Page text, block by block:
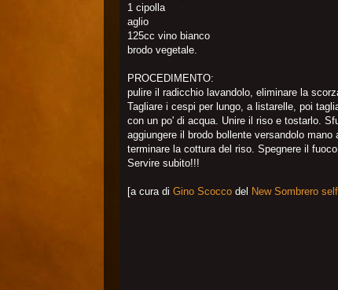
1 cipolla
aglio
125cc vino bianco
brodo vegetale.
PROCEDIMENTO:
pulire il radicchio lavandolo, eliminare la
Tagliare i cespi per lungo, a listarelle, poi
con un po' di acqua. Unire il riso e tostarlo.
aggiungere il brodo bollente versandolo
terminare la cottura del riso. Spegnere il
Servire subito!!!
[a cura di Gino Scocco del New Sombrero